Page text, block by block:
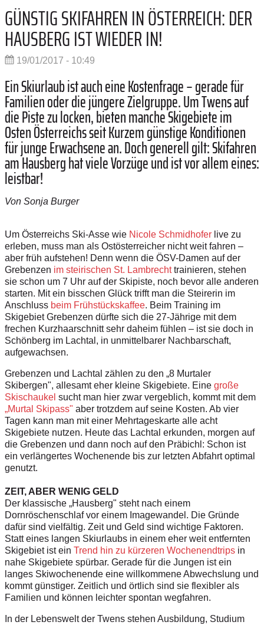
GÜNSTIG SKIFAHREN IN ÖSTERREICH: DER
HAUSBERG IST WIEDER IN!
19/01/2017 - 10:49
Ein Skiurlaub ist auch eine Kostenfrage – gerade für
Familien oder die jüngere Zielgruppe. Um Twens auf
die Piste zu locken, bieten manche Skigebiete im
Osten Österreichs seit Kurzem günstige Konditionen
für junge Erwachsene an. Doch generell gilt: Skifahren
am Hausberg hat viele Vorzüge und ist vor allem eines:
leistbar!
Von Sonja Burger
Um Österreichs Ski-Asse wie Nicole Schmidhofer live zu
erleben, muss man als Ostösterreicher nicht weit fahren –
aber früh aufstehen! Denn wenn die ÖSV-Damen auf der
Grebenzen im steirischen St. Lambrechttrainieren, stehen
sie schon um 7 Uhr auf der Skipiste, noch bevor alle anderen
starten. Mit ein bisschen Glück trifft man die Steirerin im
Anschluss beim Frühstückskaffee. Beim Training im
Skigebiet Grebenzen dürfte sich die 27-Jährige mit dem
frechen Kurzhaarschnitt sehr daheim fühlen – ist sie doch in
Schönberg im Lachtal, in unmittelbarer Nachbarschaft,
aufgewachsen.
Grebenzen und Lachtal zählen zu den „8 Murtaler
Skibergen", allesamt eher kleine Skigebiete. Eine große
Skischaukel sucht man hier zwar vergeblich, kommt mit dem
„Murtal Skipass" aber trotzdem auf seine Kosten. Ab vier
Tagen kann man mit einer Mehrtageskarte alle acht
Skigebiete nutzen. Heute das Lachtal erkunden, morgen auf
die Grebenzen und dann noch auf den Präbichl: Schon ist
ein verlängertes Wochenende bis zur letzten Abfahrt optimal
genutzt.
ZEIT, ABER WENIG GELD
Der klassische „Hausberg" steht nach einem
Dornröschenschlaf vor einem Imagewandel. Die Gründe
dafür sind vielfältig. Zeit und Geld sind wichtige Faktoren.
Statt eines langen Skiurlaubs in einem eher weit entfernten
Skigebiet ist ein Trend hin zu kürzeren Wochenendtrips in
nahe Skigebiete spürbar. Gerade für die Jungen ist ein
langes Skiwochenende eine willkommene Abwechslung und
kommt günstiger. Zeitlich und örtlich sind sie flexibler als
Familien und können leichter spontan wegfahren.
In der Lebenswelt der Twens stehen Ausbildung, Studium